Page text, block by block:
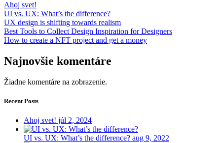
Ahoj svet!
UI vs. UX: What’s the difference?
UX design is shifting towards realism
Best Tools to Collect Design Inspiration for Designers
How to create a NFT project and get a money
Najnovšie komentáre
Žiadne komentáre na zobrazenie.
Recent Posts
Ahoj svet! júl 2, 2024
UI vs. UX: What’s the difference? aug 9, 2022